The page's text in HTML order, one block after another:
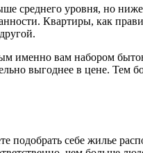
среднего уровня, но
Квартиры, как
именно вам набором
выгоднее в цене.
подобрать себе жилье